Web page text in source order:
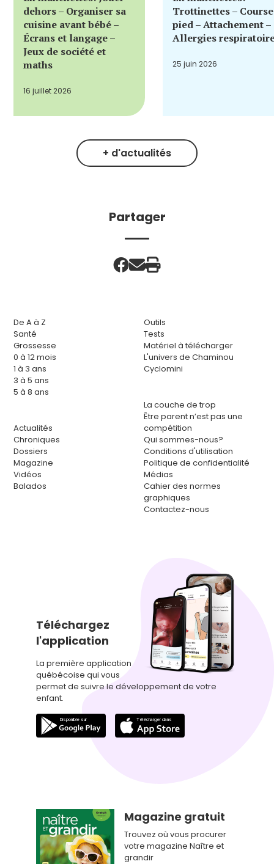
dehors – Organiser sa
cuisine avant bébé –
Écrans et langage –
Jeux de société et
maths
16 juillet 2026
Trottinettes –
pied – Attachement –
Allergies
25 juin 2026
+ d'actualités
Partager
De A à Z
Santé
Grossesse
0 à 12 mois
1 à 3 ans
3 à 5 ans
5 à 8 ans
Actualités
Chroniques
Dossiers
Magazine
Vidéos
Balados
Outils
Tests
Matériel à télécharger
L'univers de Chaminou
Cyclomini
La couche de trop
Être parent n’est pas une
compétition
Qui sommes-nous?
Conditions d'utilisation
Politique de confidentialité
Médias
Cahier des normes
graphiques
Contactez-nous
Téléchargez
l'application
La première application
québécoise qui vous
permet de suivre le développement de votre
enfant.
Magazine gratuit
Trouvez où vous procurer
votre magazine Naître et
grandir